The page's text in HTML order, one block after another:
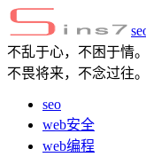
不乱于心，不困于情。
不畏将来，不念过往
seo
web安全
web编程